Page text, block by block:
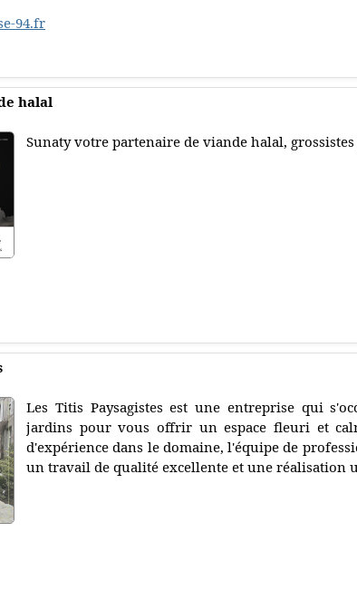
94.fr
halal
Sunaty votre partenaire de viande halal,
Les Titis Paysagistes est une entreprise qui
jardins pour vous offrir un espace fleuri et
d'expérience dans le domaine, l'équipe de
un travail de qualité excellente et une réalisation